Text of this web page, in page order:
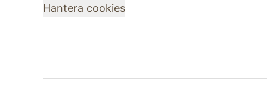
Hantera cookies